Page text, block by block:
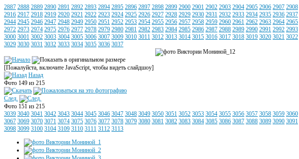
2887 2888 2889 2890 2891 2892 2893 2894 2895 2896 2897 2898 2899 2900 2901 2902 2903 2904 2905 2906 2907 2908
2916 2917 2918 2919 2920 2921 2922 2923 2924 2925 2926 2927 2928 2929 2930 2931 2932 2933 2934 2935 2936 2937
2944 2945 2946 2947 2948 2949 2950 2951 2952 2953 2954 2955 2956 2957 2958 2959 2960 2961 2962 2963 2964 2965
2972 2973 2974 2975 2976 2977 2978 2979 2980 2981 2982 2983 2984 2985 2986 2987 2988 2989 2990 2991 2992 2993
3000 3001 3002 3003 3004 3005 3006 3007 3009 3010 3011 3012 3013 3014 3015 3016 3017 3018 3019 3020 3021 3022
3029 3030 3031 3032 3033 3034 3035 3036 3037
[Пожалуйста, включите JavaScript, чтобы видеть слайдшоу]
Назад
Фото 149 из 215
След.
Фото 151 из 215
3039 3040 3041 3042 3043 3044 3045 3046 3047 3048 3049 3050 3051 3052 3053 3054 3055 3056 3057 3058 3059 3060
3067 3069 3070 3071 3074 3075 3076 3077 3078 3079 3080 3081 3082 3083 3084 3085 3086 3087 3088 3089 3090 3091
3098 3099 3100 3104 3109 3110 3111 3112 3113